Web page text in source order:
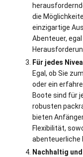
die
einzigartige
Abenteuer,
Für jedes
Egal, ob Sie
oder ein
Boote sind für
robusten
bieten
Flexibilität,
abenteuerliche
Nachhaltig